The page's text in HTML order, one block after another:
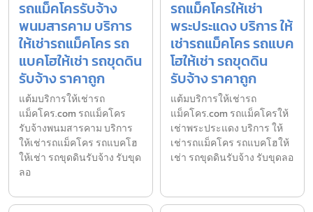
รถแม็คโครรับจ้าง
พนมสารคาม บริการ
ให้เช่ารถแม็คโคร รถ
แบคโฮให้เช่า รถขุดดิน
รับจ้าง ราคาถูก
แต้มบริการให้เช่ารถ
แม็คโคร.com รถแม็คโคร
รับจ้างพนมสารคาม บริการ
ให้เช่ารถแม็คโคร รถแบคโฮ
ให้เช่า รถขุดดินรับจ้าง รับขุด
ลอ
รถแม็คโครให้เช่า
พระประแดง บริการ ให้
เช่ารถแม็คโคร รถแบค
โฮให้เช่า รถขุดดิน
รับจ้าง ราคาถูก
แต้มบริการให้เช่ารถ
แม็คโคร.com รถแม็คโครให้
เช่าพระประแดง บริการ ให้
เช่ารถแม็คโคร รถแบคโฮให้
เช่า รถขุดดินรับจ้าง รับขุดลอ